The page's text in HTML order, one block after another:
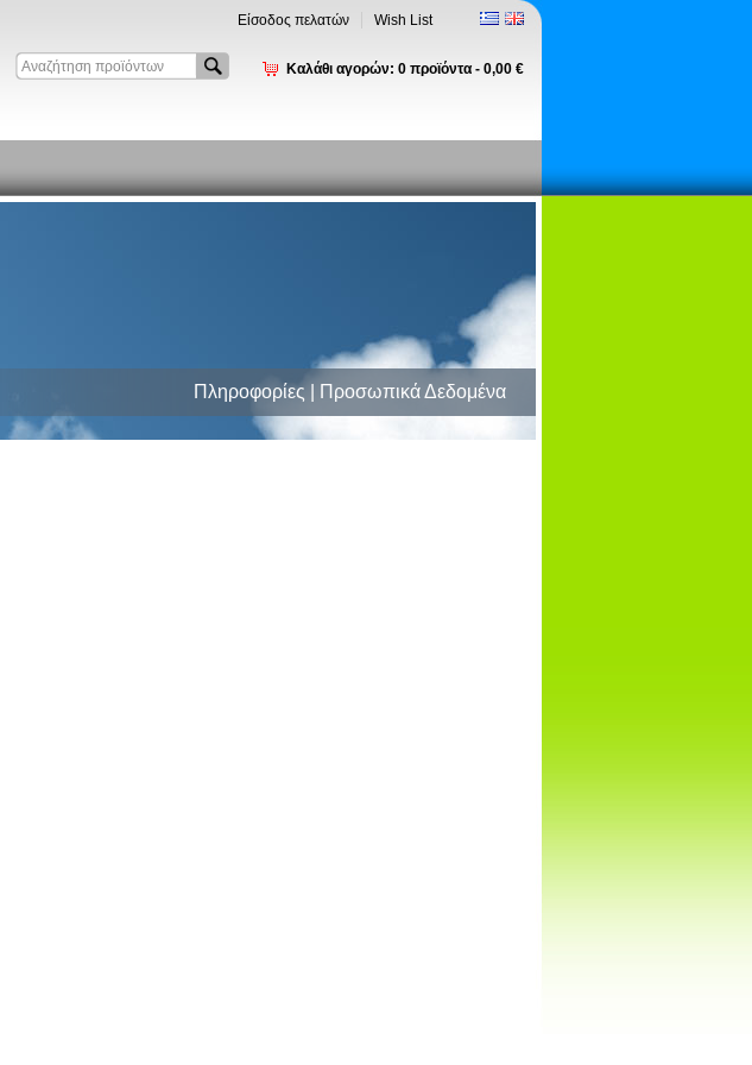
Είσοδος πελατών Wish List
Καλάθι αγορών: 0 προϊόντα - 0,00 €
Πληροφορίες | Προσωπικά Δεδομένα